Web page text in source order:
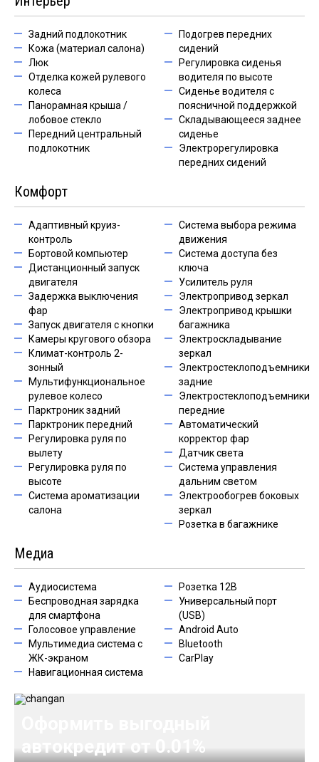
Задний подлокотник
Кожа (материал салона)
Люк
Отделка кожей рулевого
колеса
Панорамная крыша /
лобовое стекло
Передний центральный
подлокотник
Подогрев передних
сидений
Регулировка сиденья
водителя по высоте
Сиденье водителя с
поясничной поддержкой
Складывающееся заднее
сиденье
Электрорегулировка
передних сидений
Комфорт
Адаптивный круиз-
контроль
Бортовой компьютер
Дистанционный запуск
двигателя
Задержка выключения
фар
Запуск двигателя с кнопки
Камеры кругового обзора
Климат-контроль 2-
зонный
Мультифункциональное
рулевое колесо
Парктроник задний
Парктроник передний
Регулировка руля по
вылету
Регулировка руля по
высоте
Система ароматизации
салона
Система выбора режима
движения
Система доступа без
ключа
Усилитель руля
Электропривод зеркал
Электропривод крышки
багажника
Электроскладывание
зеркал
Электростеклоподъемники
задние
Электростеклоподъемники
передние
Автоматический
корректор фар
Датчик света
Система управления
дальним светом
Электрообогрев боковых
зеркал
Розетка в багажнике
Медиа
Аудиосистема
Беспроводная зарядка
для смартфона
Голосовое управление
Мультимедиа система с
ЖК-экраном
Навигационная система
Розетка 12В
Универсальный порт
(USB)
Android Auto
Bluetooth
CarPlay
автокредит от 0.01%